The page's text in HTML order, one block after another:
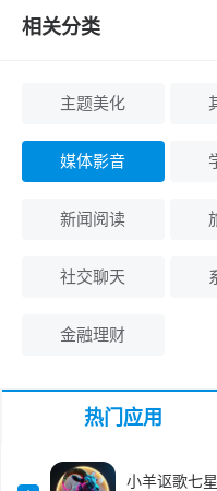
相关分类
主题美化
媒体影音
新闻阅读
社交聊天
金融理财
热门应用
小羊讴歌七